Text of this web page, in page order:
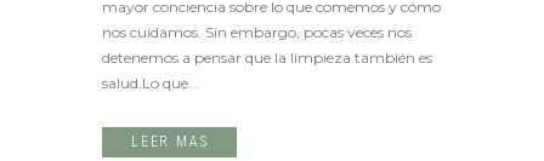
mayor conciencia sobre lo que comemos y cómo
nos cuidamos. Sin embargo, pocas veces nos
detenemos a pensar que la limpieza también es
salud.Lo que...
LEER MAS